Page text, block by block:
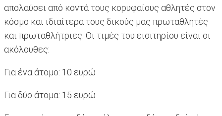
απολαύσει από κοντά τους κορυφαίους αθλητές στον
κόσμο και ιδιαίτερα τους δικούς μας πρωταθλητές
και πρωταθλήτριες. Οι τιμές του εισιτηρίου είναι οι
ακόλουθες:
Για ένα άτομο: 10 ευρώ
Για δύο άτομα: 15 ευρώ